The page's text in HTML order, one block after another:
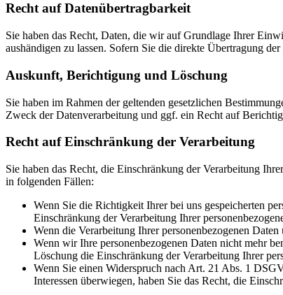
Recht auf Daten­übertrag­barkeit
Sie haben das Recht, Daten, die wir auf Grundlage Ihrer
aushändigen zu lassen. Sofern Sie die direkte Übertragung
Auskunft, Berichtigung und Löschung
Sie haben im Rahmen der geltenden gesetzlichen
Zweck der Datenverarbeitung und ggf. ein Recht auf
Recht auf Einschränkung der Verarbeitung
Sie haben das Recht, die Einschränkung der Verarbeitung
in folgenden Fällen:
Wenn Sie die Richtigkeit Ihrer bei uns gespeicherten
Einschränkung der Verarbeitung Ihrer
Wenn die Verarbeitung Ihrer personenbezogenen
Wenn wir Ihre personenbezogenen Daten nicht mehr
Löschung die Einschränkung der Verarbeitung Ihrer
Wenn Sie einen Widerspruch nach Art. 21 Abs. 1
Interessen überwiegen, haben Sie das Recht, die